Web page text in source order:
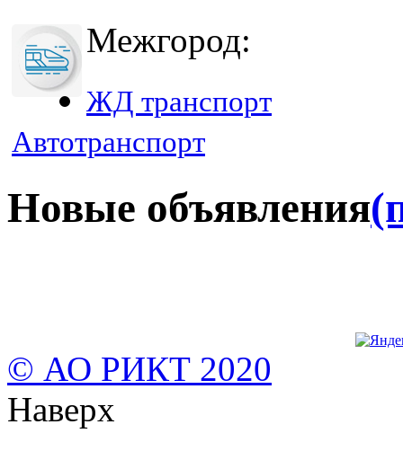
Межгород:
ЖД транспорт
Автотранспорт
Новые объявления
© АО РИКТ 2020
Наверх